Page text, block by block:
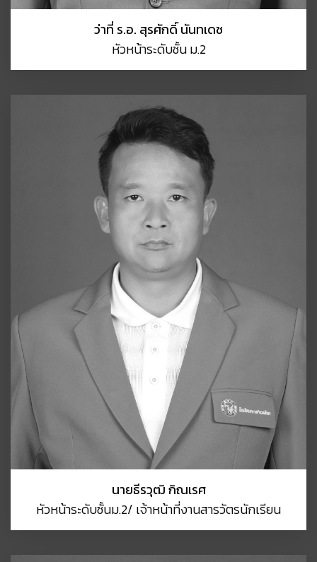
ว่าที่ ร.อ. สุรศักดิ์ นันทเดช
หัวหน้าระดับชั้น ม.2
นายธีรวุฒิ กิณเรศ
หัวหน้าระดับชั้นม.2/ เจ้าหน้าที่งานสารวัตรนักเรียน